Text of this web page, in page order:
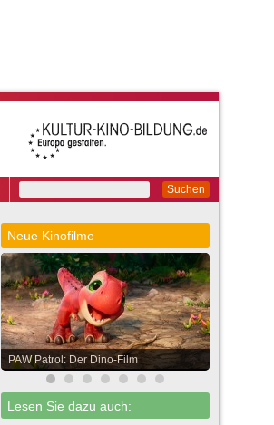
Suchen
Neue Kinofilme
PAW Patrol: Der Dino-Film
Lesen Sie dazu auch: